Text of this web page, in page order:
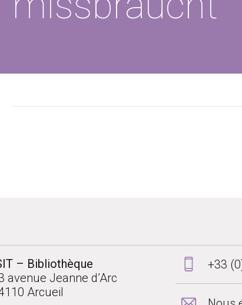
– Bibliothèque
avenue Jeanne d’Arc
Arcueil
+33